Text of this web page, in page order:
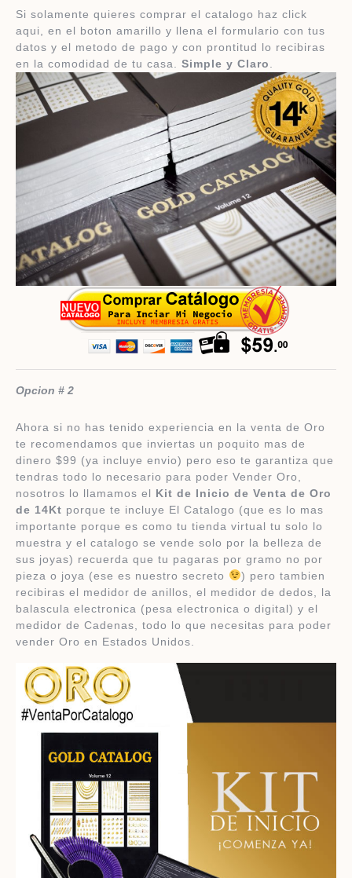
Si solamente quieres comprar el catalogo haz click
aqui, en el boton amarillo y llena el formulario con tus
datos y el metodo de pago y con prontitud lo recibiras
en la comodidad de tu casa. Simple y Claro
Opcion # 2
Ahora si no has tenido experiencia en la venta de Oro
te recomendamos que inviertas un poquito mas de
dinero $99 (ya incluye envio) pero eso te garantiza que
tendras todo lo necesario para poder Vender Oro,
nosotros lo llamamos el Kit de Inicio de Venta de Oro
de 14Kt porque te incluye El Catalogo (que es lo mas
importante porque es como tu tienda virtual tu solo lo
muestra y el catalogo se vende solo por la belleza de
sus joyas) recuerda que tu pagaras por gramo no por
pieza o joya (ese es nuestro secreto
) pero tambien
recibiras el medidor de anillos, el medidor de dedos, la
balascula electronica (pesa electronica o digital) y el
medidor de Cadenas, todo lo que necesitas para poder
vender Oro en Estados Unidos.